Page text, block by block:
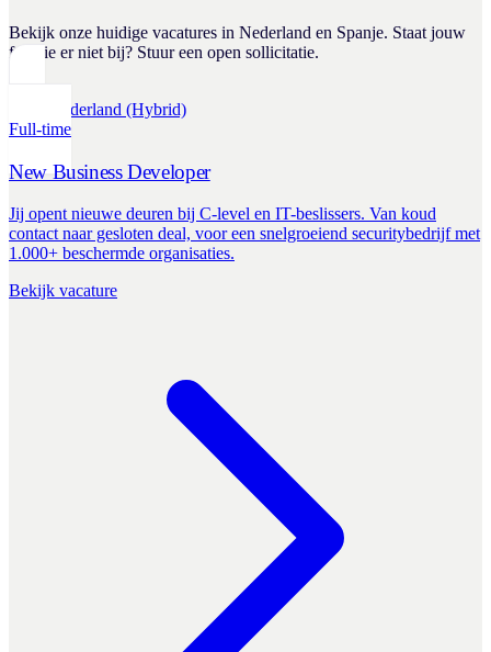
Bekijk onze huidige vacatures in Nederland en Spanje. Staat jouw
functie er niet bij? Stuur een open sollicitatie.
Nederland (Hybrid)
Full-time
New Business Developer
Jij opent nieuwe deuren bij C-level en IT-beslissers. Van koud
contact naar gesloten deal, voor een snelgroeiend securitybedrijf met
1.000+ beschermde organisaties.
Bekijk vacature